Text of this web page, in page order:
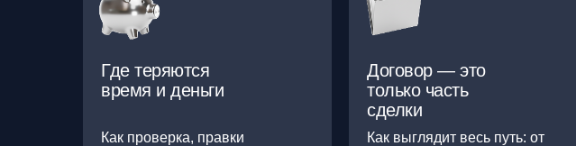
Как выглядит весь путь: от
Договор — это
только часть
сделки
Как проверка, правки
Где теряются
время и деньги